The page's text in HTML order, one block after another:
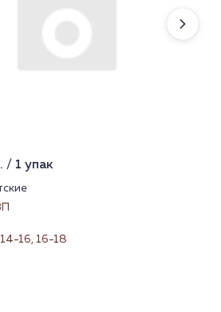
/ 1 упак
16, 16-18